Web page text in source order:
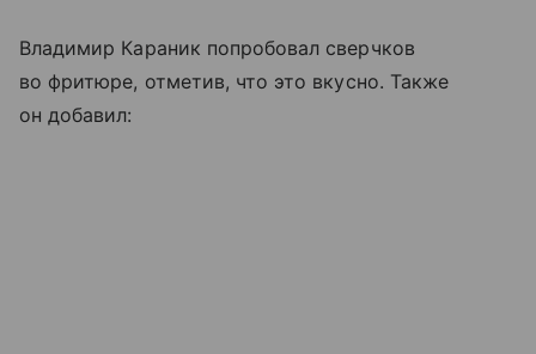
Владимир Караник попробовал сверчков
во фритюре, отметив, что это вкусно. Также
он добавил: